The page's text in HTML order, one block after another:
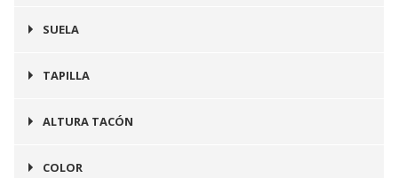
Cuero
SUELA
Prefinito
TAPILLA
Integrada en Suela
ALTURA TACÓN
3 cms
COLOR